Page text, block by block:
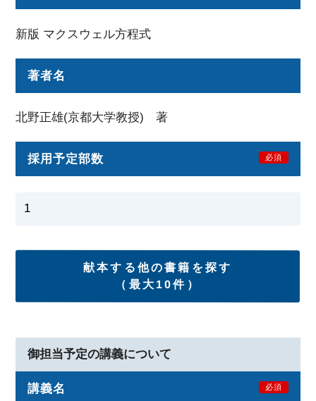
新版 マクスウェル方程式
著者名
北野正雄(京都大学教授) 著
採用予定部数 必須
献本する他の書籍を探す
（最大10件）
御担当予定の講義について
講義名 必須